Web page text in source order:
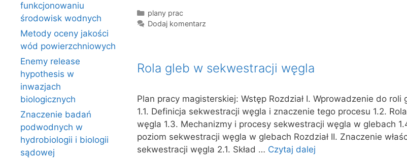
Kategorie
plany prac
Dodaj komentarz
Rola gleb w sekwestracji węgla
Plan pracy magisterskiej: Wstęp Rozdział I. Wprowadzenie do
1.1. Definicja sekwestracji węgla i znaczenie tego procesu 1.2.
węgla 1.3. Mechanizmy i procesy sekwestracji węgla w glebach
poziom sekwestracji węgla w glebach Rozdział II. Znaczenie
sekwestracji węgla 2.1. Skład … Czytaj dalej
funkcjonowaniu
środowisk wodnych
Metody oceny jakości
wód powierzchniowych
Enemy release
hypothesis w
inwazjach
biologicznych
Znaczenie badań
podwodnych w
hydrobiologii i biologii
sądowej